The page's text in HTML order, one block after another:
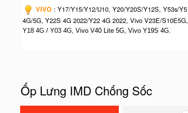
VIVO : Y17/Y15/Y12/U10, Y20/Y20S/Y12S, Y53s/
4G/5G, Y22S 4G 2022/Y22 4G 2022, Vivo V23E/
Y18 4G / Y03 4G, Vivo V40 Lite 5G, Vivo Y19S 4G.
Ốp Lưng IMD Chống Sốc